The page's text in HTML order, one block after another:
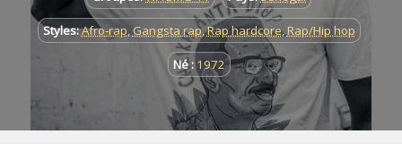
Styles:Afro-rap,Gangsta rap,Rap hardcore, Rap/Hip hop
Né : 1972